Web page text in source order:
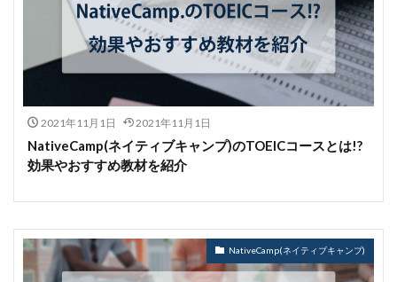
2021年11月1日 2021年11月1日
NativeCamp(ネイティブキャンプ)のTOEICコースとは!?
効果やおすすめ教材を紹介
NativeCamp(ネイティブキャンプ)